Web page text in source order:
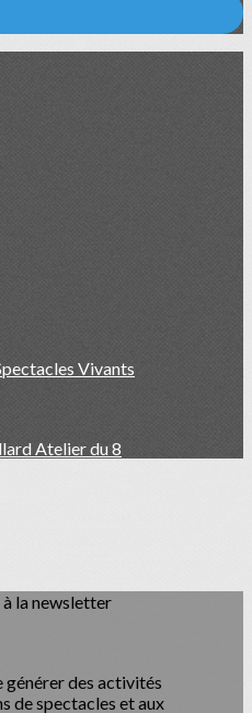
Vivants
Atelier du 8
la newsletter
des activités
de spectacles et aux